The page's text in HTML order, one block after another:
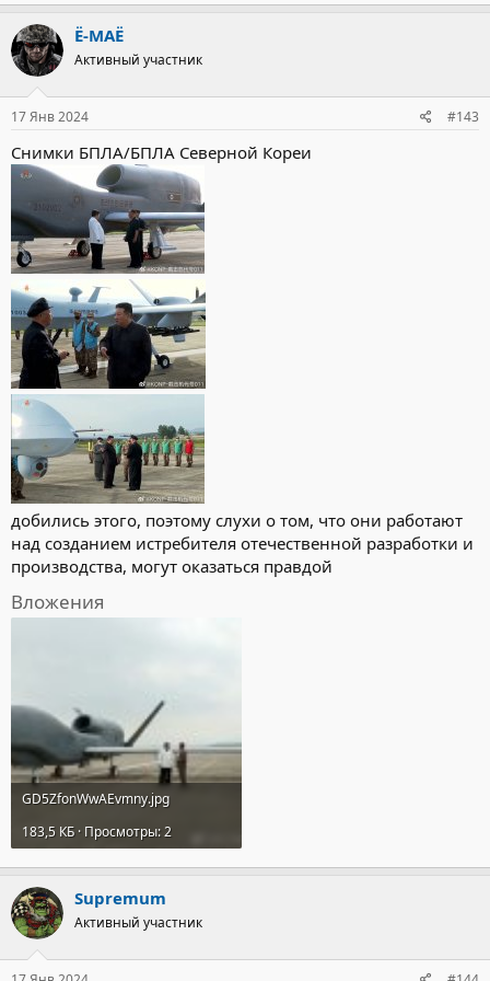
а
к
ц
и
и
:
Ё-МАЁ
Активный участник
17 Янв 2024 #143
Снимки БПЛА/БПЛА Северной Кореи
добились этого, поэтому слухи о том, что они работают
над созданием истребителя отечественной разработки и
производства, могут оказаться правдой
Вложения
GD5ZfonWwAEvmny.jpg
183,5 КБ · Просмотры: 2
Supremum
Активный участник